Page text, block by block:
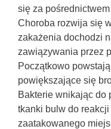
się za
Choroba rozwija się
zakażenia dochodzi
zawiązywania przez
Początkowo
powiększające się
Bakterie wnikając do
tkanki bulw do reakcji
zaatakowanego